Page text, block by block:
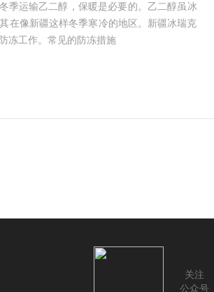
季运输乙二醇，保暖是必要的。乙二醇虽冰
在像新疆这样冬季寒冷的地区。新疆冰瑞克
冻工作。常见的防冻措施
关注
公众号